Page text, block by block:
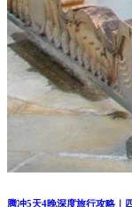
腾冲5天4晚深度旅行攻略｜